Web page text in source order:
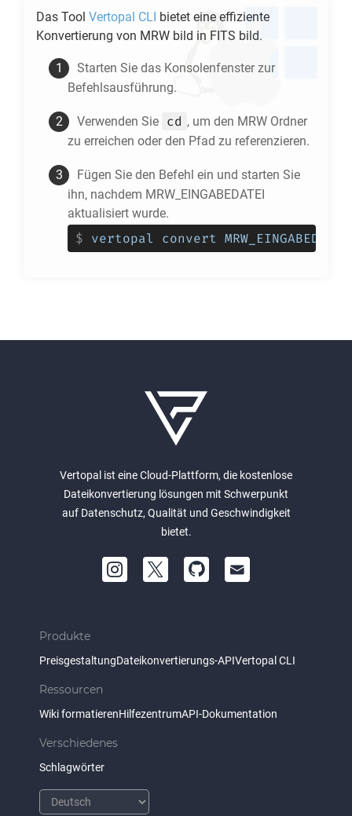
Das Tool Vertopal CLI bietet eine effiziente
Konvertierung von MRW bild in FITS bild.
Starten Sie das Konsolenfenster zur
Befehlsausführung.
Verwenden Sie cd , um den MRW Ordner
zu erreichen oder den Pfad zu referenzieren.
Fügen Sie den Befehl ein und starten Sie
ihn, nachdem MRW_EINGABEDATEI
aktualisiert wurde.
$ vertopal convert
Vertopal ist eine Cloud-Plattform, die kostenlose
Dateikonvertierung lösungen mit Schwerpunkt
auf Datenschutz, Qualität und Geschwindigkeit
bietet.
Produkte
PreisgestaltungDateikonvertierungs-APIVertopal CLI
Ressourcen
Wiki formatierenHilfezentrumAPI-Dokumentation
Verschiedenes
Schlagwörter